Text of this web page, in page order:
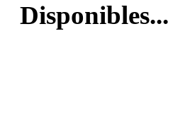
Disponibles...